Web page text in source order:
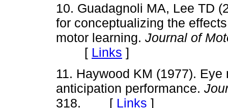
10. Guadagnoli MA, Lee TD
for conceptualizing the
motor learning. Journal of
[ Links ]
11. Haywood KM (1977).
anticipation performance.
318. [ Links ]